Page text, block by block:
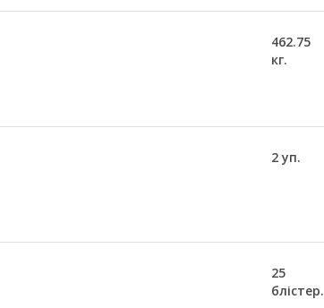
462.75
кг.
2 уп.
25
блістер.